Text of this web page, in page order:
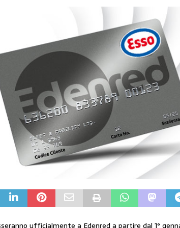
MERCATO PREZZI CARBURANTI
IP rinnova l’accordo con i gestori:
STAMPA
[ 30 Luglio 2026 ]
Carburanti, i sindacati al Mimit: “I
responsabilità”
COMUNICATI STAMPA
[ 29 Luglio 2026 ] Taglio delle accise, il prezzo è
MERCATO PREZZI CARBURANTI
[ 6 Agosto 2026 ] CARBURANTI. CONTROLLI SUI
COMUNICATI STAMPA
ufficialmente a Edenred a partire dal 1°